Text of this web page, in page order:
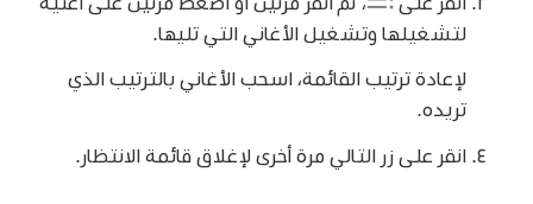
لتشغيلها وتشغيل الأغاني التي تليها.
لإعادة ترتيب القائمة، اسحب الأغاني بالترتيب الذي
تريده.
انقر على زر التالي مرة أخرى لإغلاق قائمة الانتظار.